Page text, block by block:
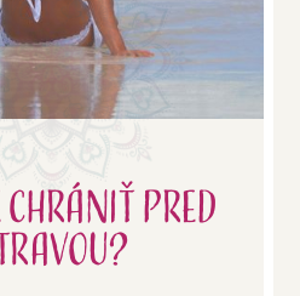
chrániť pred